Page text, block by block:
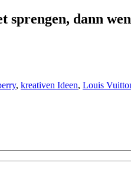
dann
, kreativen Ideen, Louis